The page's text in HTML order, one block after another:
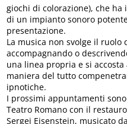
giochi di colorazione), che
di un impianto sonoro
presentazione.
La musica non svolge il
accompagnando o
una linea propria e si
maniera del tutto
ipnotiche.
I prossimi appuntamenti
Teatro Romano con il
Sergei Eisenstein, musicato